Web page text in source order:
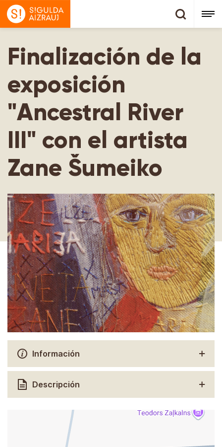
Finalización de la
exposición
"Ancestral River
III" con el artista
Zane Šumeiko
Información
Descripción